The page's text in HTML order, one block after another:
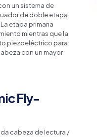
un sistema de
de doble etapa
etapa primaria
mientras que la
piezoeléctrico para
con un mayor
Fly-
cabeza de lectura /